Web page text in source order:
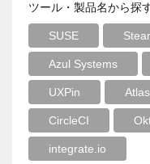
ツール・製品名から探
SUSE
Azul Systems
UXPin
CircleCI
integrate.io